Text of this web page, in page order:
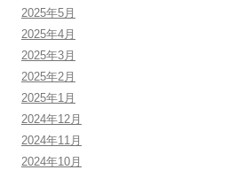
2025年5月
2025年4月
2025年3月
2025年2月
2025年1月
2024年12月
2024年11月
2024年10月